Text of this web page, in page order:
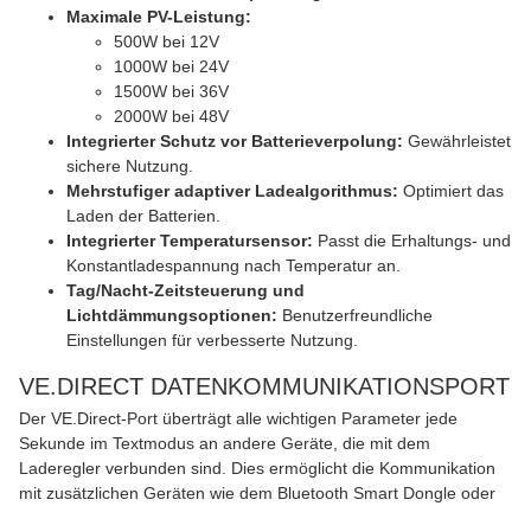
Maximale PV-Leistung:
500W bei 12V
1000W bei 24V
1500W bei 36V
2000W bei 48V
Integrierter Schutz vor Batterieverpolung: Gewährleistet
sichere Nutzung.
Mehrstufiger adaptiver Ladealgorithmus: Optimiert das
Laden der Batterien.
Integrierter Temperatursensor: Passt die Erhaltungs- und
Konstantladespannung nach Temperatur an.
Tag/Nacht-Zeitsteuerung und
Lichtdämmungsoptionen: Benutzerfreundliche
Einstellungen für verbesserte Nutzung.
VE.DIRECT DATENKOMMUNIKATIONSPORT
Der VE.Direct-Port überträgt alle wichtigen Parameter jede
Sekunde im Textmodus an andere Geräte, die mit dem
Laderegler verbunden sind. Dies ermöglicht die Kommunikation
mit zusätzlichen Geräten wie dem Bluetooth Smart Dongle oder